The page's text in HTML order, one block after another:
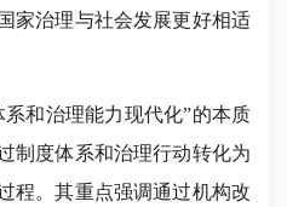
家治理与社会发展更好相适
和治理能力现代化”的本质
制度体系和治理行动转化为
程。其重点强调通过机构改